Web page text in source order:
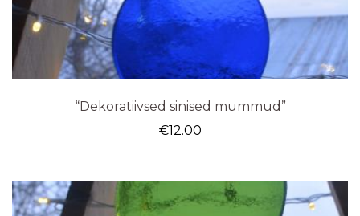
“Dekoratiivsed sinised mummud”
€12.00